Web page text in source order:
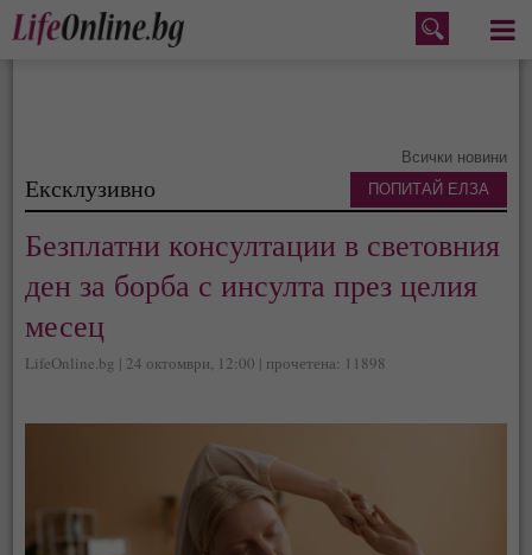
Меню
Всички новини
Ексклузивно
Безплатни консултации в световния
ден за борба с инсулта през целия
месец
LifeOnline.bg | 24 октомври, 12:00 | прочетена: 11898
ПОПИТАЙ ЕЛЗА